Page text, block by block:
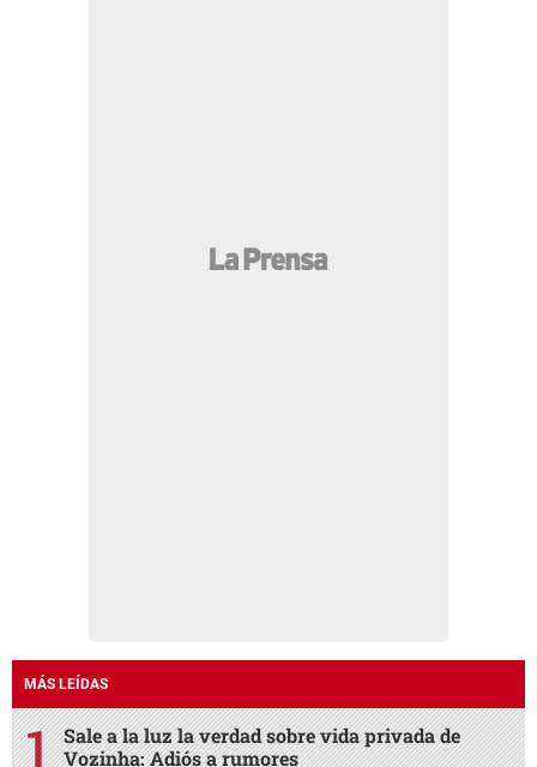
MÁS LEÍDAS
Sale a la luz la verdad sobre vida privada de
Vozinha: Adiós a rumores